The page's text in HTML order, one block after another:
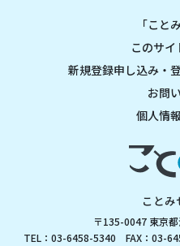
「こと
このサ
新規登録申し込み・
お問
個人情
ことみ
〒135-0047 東京
TEL：03-6458-5340 FAX：03-